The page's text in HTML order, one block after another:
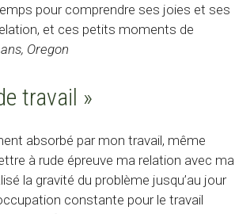
pour comprendre ses joies et ses
et ces petits moments de
Oregon
travail »
absorbé par mon travail, même
à rude épreuve ma relation avec ma
la gravité du problème jusqu’au jour
constante pour le travail